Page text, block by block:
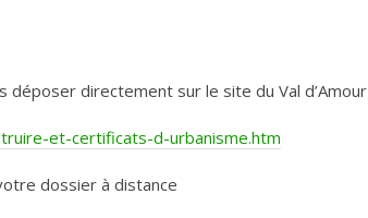
directement sur le site du Val d’Amour
et-certificats-d-urbanisme.htm
dossier à distance